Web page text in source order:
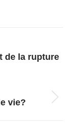
de la rupture
vie?